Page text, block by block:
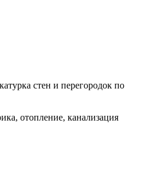
стен и перегородок по
отопление, канализация